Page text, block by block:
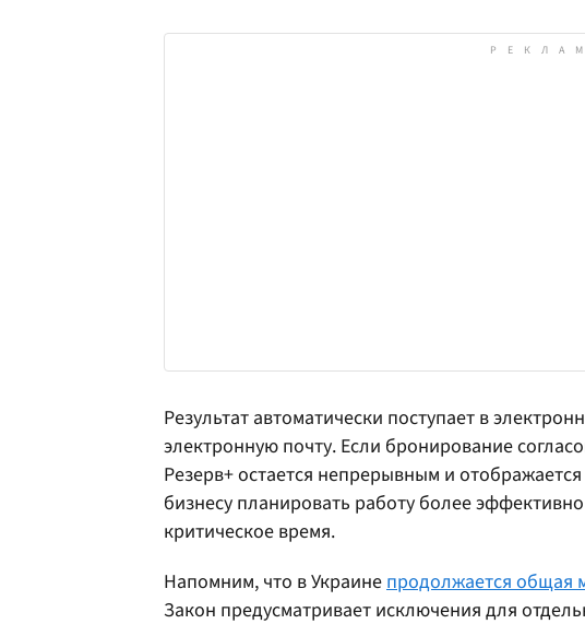
Результат автоматически поступает в
электронную почту. Если бронирование
Резерв+ остается непрерывным и
бизнесу планировать работу более
критическое время.
Напомним, что в Украине продолжается общая
Закон предусматривает исключения для